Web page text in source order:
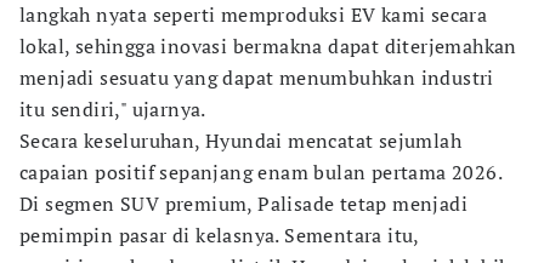
langkah nyata seperti memproduksi EV kami secara
lokal, sehingga inovasi bermakna dapat diterjemahkan
menjadi sesuatu yang dapat menumbuhkan industri
itu sendiri," ujarnya.
Secara keseluruhan, Hyundai mencatat sejumlah
capaian positif sepanjang enam bulan pertama 2026.
Di segmen SUV premium, Palisade tetap menjadi
pemimpin pasar di kelasnya. Sementara itu,